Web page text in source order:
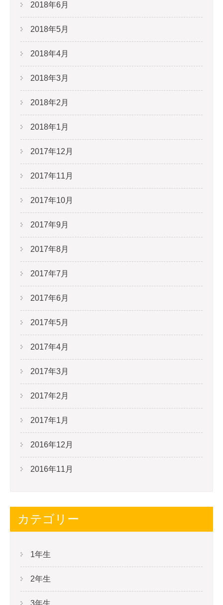
2018年6月
2018年5月
2018年4月
2018年3月
2018年2月
2018年1月
2017年12月
2017年11月
2017年10月
2017年9月
2017年8月
2017年7月
2017年6月
2017年5月
2017年4月
2017年3月
2017年2月
2017年1月
2016年12月
2016年11月
カテゴリー
1年生
2年生
3年生